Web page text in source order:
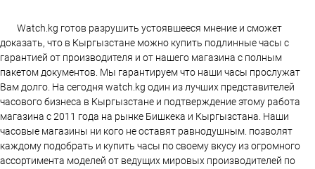
Watch.kg готов разрушить устоявшееся мнение и сможет
доказать, что в Кыргызстане можно купить подлинные часы с
гарантией от производителя и от нашего магазина с полным
пакетом документов. Мы гарантируем что наши часы прослужат
Вам долго. На сегодня watch.kg один из лучших представителей
часового бизнеса в Кыргызстане и подтверждение этому работа
магазина c 2011 года на рынке Бишкека и Кыргызстана. Наши
часовые магазины ни кого не оставят равнодушным. позволят
каждому подобрать и купить часы по своему вкусу из огромного
ассортимента моделей от ведущих мировых производителей по